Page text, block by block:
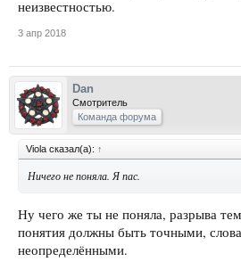
неизвестностью.
3 апр 2018
Dan
Смотритель
Команда форума
Viola сказал(а): ↑
Ничего не поняла. Я пас.
Ну чего же ты не поняла, разрыва
понятия должны быть точными,
неопределёнными.